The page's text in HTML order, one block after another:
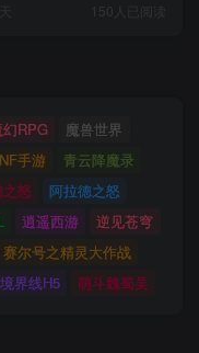
150人已阅读
幻RPG
魔兽世界
手游
青云降魔录
怒
阿拉德之怒
逍遥西游
逆见苍穹
赛尔号之精灵大作战
界线H5 萌斗魏蜀吴